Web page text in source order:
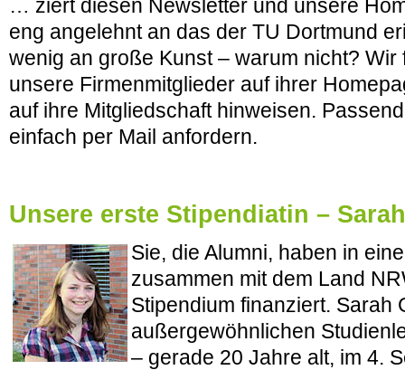
… ziert diesen Newsletter und unsere
eng angelehnt an das der TU Dortmund
wenig an große Kunst – warum nicht? Wir
unsere Firmenmitglieder auf ihrer
auf ihre Mitgliedschaft hinweisen.
einfach per Mail anfordern.
Unsere erste Stipendiatin –
Sie, die Alumni, haben in
zusammen mit dem Land
Stipendium finanziert. Sarah
außergewöhnlichen
– gerade 20 Jahre alt, im 4.